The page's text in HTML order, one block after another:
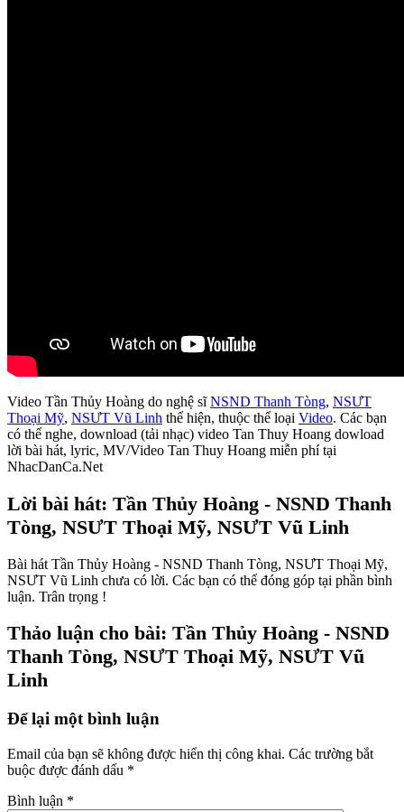
Video Tần Thủy Hoàng do nghệ sĩNSND Thanh Tòng, NSƯT
Thoại Mỹ, NSƯT Vũ Linh thể hiện, thuộc thể loại Video. Các bạn
có thể nghe, download (tải nhạc) video Tan Thuy Hoang dowload
lời bài hát, lyric, MV/Video Tan Thuy Hoang miễn phí tại
NhacDanCa.Net
Lời bài hát: Tần Thủy Hoàng - NSND Thanh
Tòng, NSƯT Thoại Mỹ, NSƯT Vũ Linh
Bài hát Tần Thủy Hoàng - NSND Thanh Tòng, NSƯT Thoại Mỹ,
NSƯT Vũ Linh chưa có lời. Các bạn có thể đóng góp tại phần bình
luận. Trân trọng !
Thảo luận cho bài: Tần Thủy Hoàng - NSND
Thanh Tòng, NSƯT Thoại Mỹ, NSƯT Vũ
Linh
Để lại một bình luận
Email của bạn sẽ không được hiển thị công khai. Các trường bắt
buộc được đánh dấu *
Bình luận *